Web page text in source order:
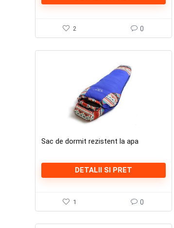
2 0
Sac de dormit rezistent la apa
DETALII SI PRET
1 0